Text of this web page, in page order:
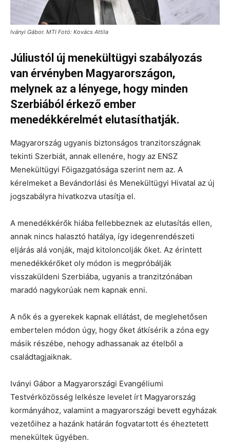
Iványi Gábor. MTI Fotó: Kovács Attila
Júliustól új menekültügyi szabályozás
van érvényben Magyarországon,
melynek az a lényege, hogy minden
Szerbiából érkező ember
menedékkérelmét elutasíthatják.
Magyarország ugyanis biztonságos tranzitországnak
tekinti Szerbiát, annak ellenére, hogy az ENSZ
Menekültügyi Főigazgatósága szerint nem az. A
kérelmeket a Bevándorlási és Menekültügyi Hivatal az új
jogszabályra hivatkozva utasítja el.
A menedékkérők hiába fellebbeznek az elutasítás ellen,
annak nincs halasztó hatálya, így idegenrendészeti
eljárás alá vonják, majd kitoloncolják őket. Az érintett
menedékkérőket oly módon is megpróbálják
visszaküldeni Szerbiába, ugyanis a tranzitzónában
maradó nagykorúak nem kapnak enni.
A nők és a gyerekek kapnak ellátást, de meglehetősen
embertelen módon úgy, hogy őket átkísérik a zóna egy
másik részébe, nehogy adhassanak az ételből a
családtagjaiknak.
Iványi Gábor a Magyarországi Evangéliumi
Testvérközösség lelkésze levelet írt Magyarország
kormányához, valamint a magyarországi bevett egyházak
vezetőihez a hazánk határán fogvatartott és éheztetett
menekültek ügyében.